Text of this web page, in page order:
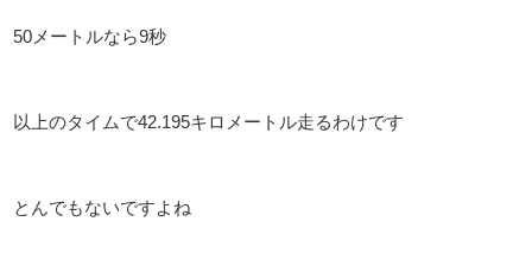
50メートルなら9秒
以上のタイムで42.195キロメートル走るわけです
とんでもないですよね